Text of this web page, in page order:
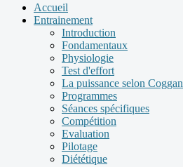
Accueil
Entrainement
Introduction
Fondamentaux
Physiologie
Test d'effort
La puissance selon Coggan
Programmes
Séances spécifiques
Compétition
Evaluation
Pilotage
Diététique